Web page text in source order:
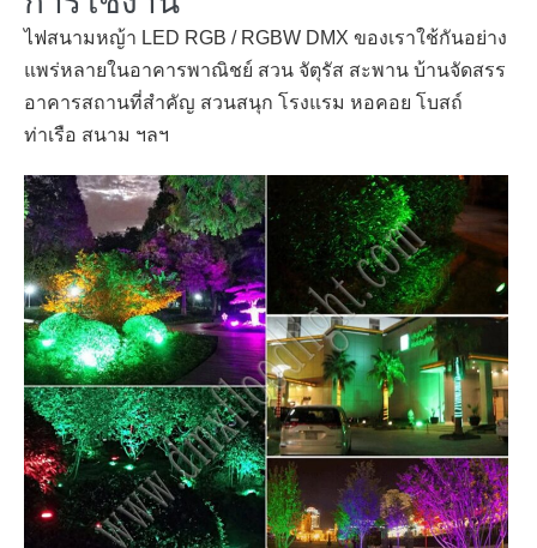
ไฟสนามหญ้า LED RGB / RGBW DMX ของเราใช้กันอย่าง
แพร่หลายในอาคารพาณิชย์ สวน จัตุรัส สะพาน บ้านจัดสรร
อาคารสถานที่สำคัญ สวนสนุก โรงแรม หอคอย โบสถ์
ท่าเรือ สนาม ฯลฯ